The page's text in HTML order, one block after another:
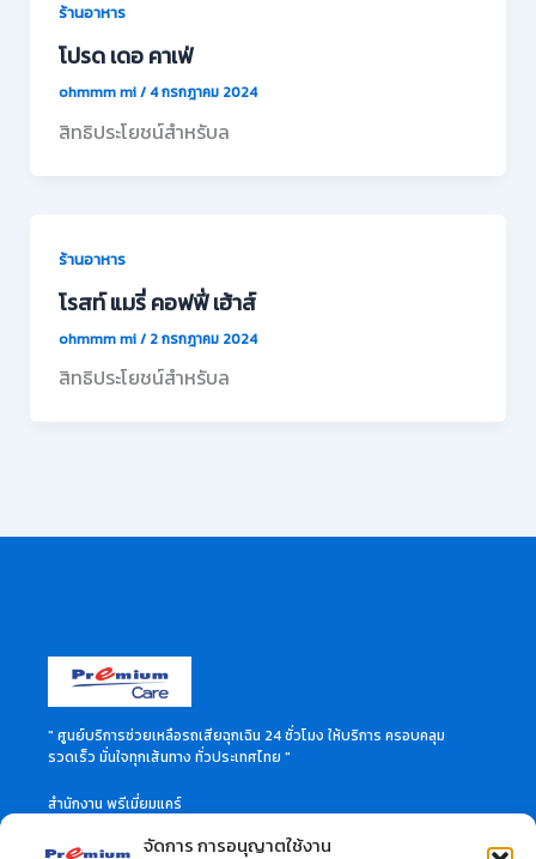
จัดการ การอนุญาตใช้งาน
ร้านอาหาร
โปรด เดอ คาเฟ่
ohmmm mi/4 กรกฎาคม 2024
สิทธิประโยชน์สำหรับล
ร้านอาหาร
โรสท์ แมรี่ คอฟฟี่ เฮ้าส์
ohmmm mi/ 2 กรกฎาคม 2024
สิทธิประโยชน์สำหรับล
" ศูนย์บริการช่วยเหลือรถเสียฉุกเฉิน 24 ชั่วโมง ให้บริการ ครอบคลุม
รวดเร็ว มั่นใจทุกเส้นทาง ทั่วประเทศไทย "
สำนักงาน พรีเมี่ยมแคร์
กรุงเทพมหานคร 10310